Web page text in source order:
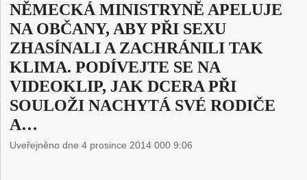
NĚMECKÁ MINISTRYNĚ APELUJE
NA OBČANY, ABY PŘI SEXU
ZHASÍNALI A ZACHRÁNILI TAK
KLIMA. PODÍVEJTE SE NA
VIDEOKLIP, JAK DCERA PŘI
SOULOŽI NACHYTÁ SVÉ RODIČE
A…
Uveřejněno dne 4 prosince 2014 000 9:06